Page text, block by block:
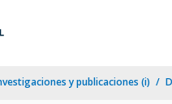
y publicaciones (i)